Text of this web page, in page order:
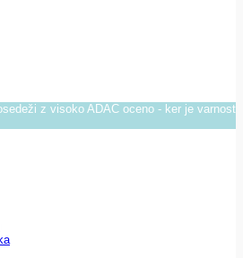
z visoko ADAC oceno - ker je varnost